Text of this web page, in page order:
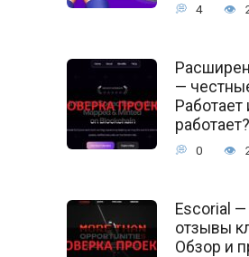
4
—
Работает
работает?
0
Escorial
отзывы
Обзор и